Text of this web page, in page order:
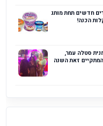
לכבוד חג השבועות, 4 מוצרים חדשים תחת מותג
הכנה!
סטלה עמר,
שמלה ייחודית לאירועי נשף ה- Life Ball המתקיים זאת השנה